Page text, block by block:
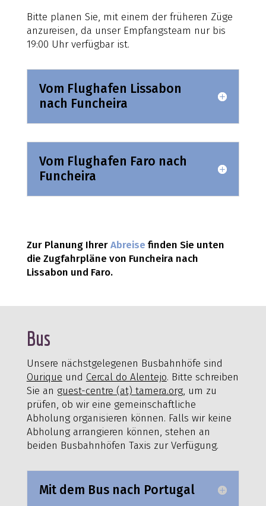
Bitte planen Sie, mit einem der früheren Züge
anzureisen, da unser Empfangsteam nur bis
19:00 Uhr verfügbar ist.
Vom Flughafen Lissabon
nach Funcheira
Vom Flughafen Faro nach
Funcheira
Zur Planung IhrerAbreise finden Sie unten
die Zugfahrpläne von Funcheira nach
Lissabon und Faro.
Bus
Unsere nächstgelegenen Busbahnhöfe sind
Ourique und Cercal do Alentejo. Bitte schreiben
Sie an guest-centre (at) tamera.org, um zu
prüfen, ob wir eine gemeinschaftliche
Abholung organisieren können. Falls wir keine
Abholung arrangieren können, stehen an
beiden Busbahnhöfen Taxis zur Verfügung.
Mit dem Bus nach Portugal